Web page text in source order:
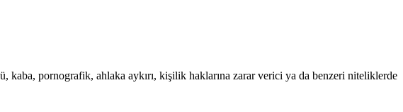
kaba, pornografik, ahlaka aykırı, kişilik haklarına zarar verici ya da benzeri niteliklerde